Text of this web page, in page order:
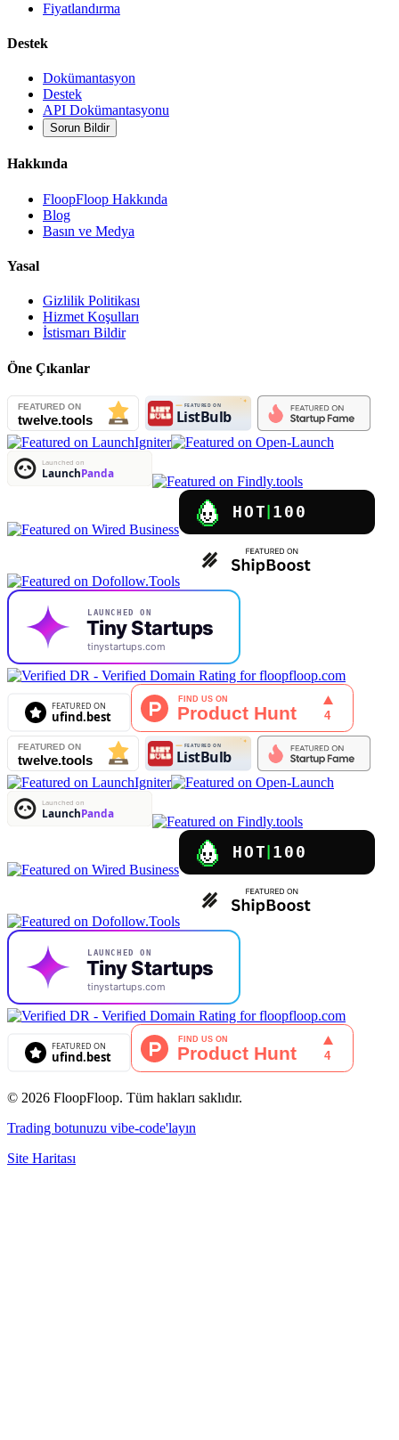
Fiyatlandırma
Destek
Dokümantasyon
Destek
API Dokümantasyonu
Sorun Bildir
Hakkında
FloopFloop Hakkında
Blog
Basın ve Medya
Yasal
Gizlilik Politikası
Hizmet Koşulları
İstismarı Bildir
Öne Çıkanlar
© 2026 FloopFloop. Tüm hakları saklıdır.
Trading botunuzu vibe-code'layın
Site Haritası